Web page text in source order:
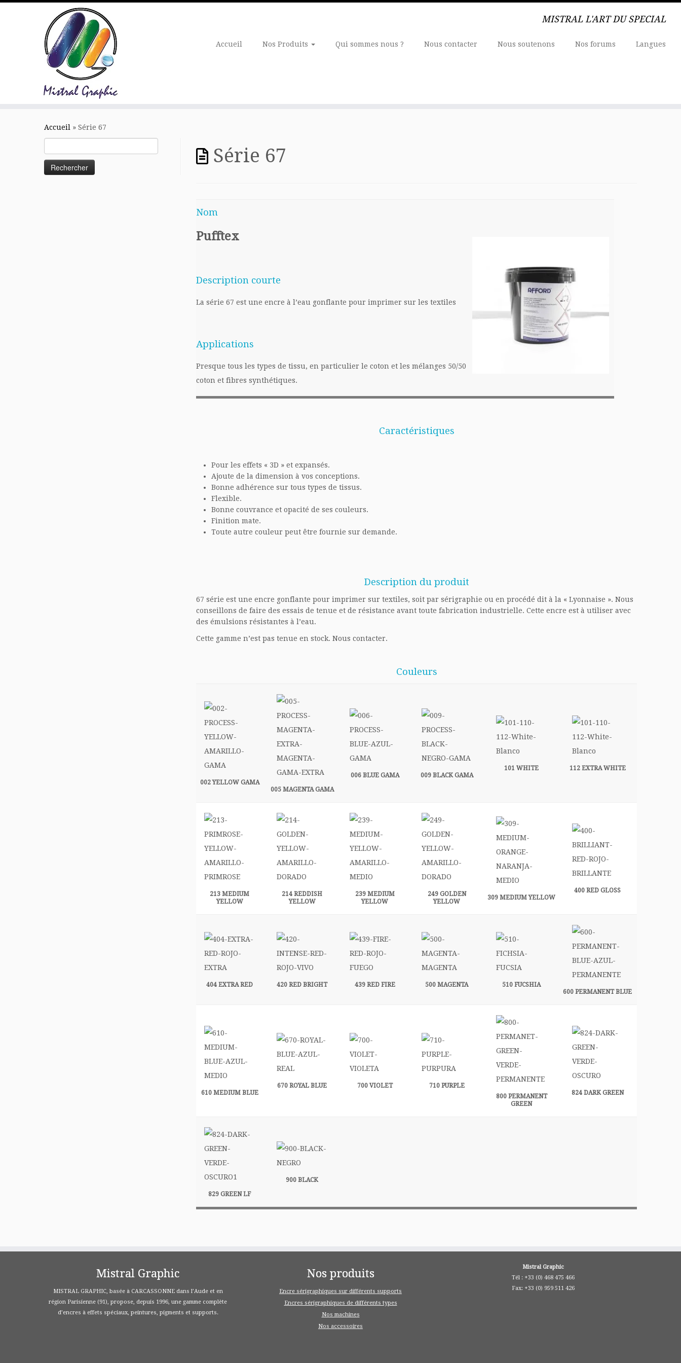
MISTRAL L'ART DU SPECIAL
Accueil Nos Produits Qui sommes nous ? Nous contacter Nous soutenons Nos forums Langues
Accueil » Série 67
Série 67
Nom
Pufftex
Description courte
La série 67 est une encre à l’eau gonflante pour imprimer sur les textiles
Applications
Presque tous les types de tissu, en particulier le coton et les mélanges 50/50
coton et fibres synthétiques.
Caractéristiques
Pour les effets « 3D » et expansés.
Ajoute de la dimension à vos conceptions.
Bonne adhérence sur tous types de tissus.
Flexible.
Bonne couvrance et opacité de ses couleurs.
Finition mate.
Toute autre couleur peut être fournie sur demande.
Description du produit
67 série est une encre gonflante pour imprimer sur textiles, soit par sérigraphie ou en procédé dit à la « Lyonnaise ». Nous
conseillons de faire des essais de tenue et de résistance avant toute fabrication industrielle. Cette encre est à utiliser avec
des émulsions résistantes à l’eau.
Cette gamme n’est pas tenue en stock. Nous contacter.
Couleurs
002 YELLOW GAMA
005 MAGENTA GAMA
006 BLUE GAMA 009 BLACK GAMA
101 WHITE 112 EXTRA WHITE
213 MEDIUM
YELLOW
214 REDDISH
YELLOW
239 MEDIUM
YELLOW
249 GOLDEN
YELLOW
309 MEDIUM YELLOW
400 RED GLOSS
404 EXTRA RED 420 RED BRIGHT 439 RED FIRE 500 MAGENTA
510 FUCSHIA
600 PERMANENT BLUE
610 MEDIUM BLUE
670 ROYAL BLUE 700 VIOLET
710 PURPLE
800 PERMANENT
GREEN
824 DARK GREEN
829 GREEN LF
900 BLACK
Mistral Graphic
MISTRAL GRAPHIC, basée à CARCASSONNE dans l’Aude et en
région Parisienne (91), propose, depuis 1996, une gamme complète
d’encres à effets spéciaux, peintures, pigments et supports.
Nos produits
Encre sérigraphiques sur différents supports
Encres sérigraphiques de différents types
Nos machines
Nos accessoires
Mistral Graphic
Tél : +33 (0) 468 475 466
Fax: +33 (0) 959 511 426